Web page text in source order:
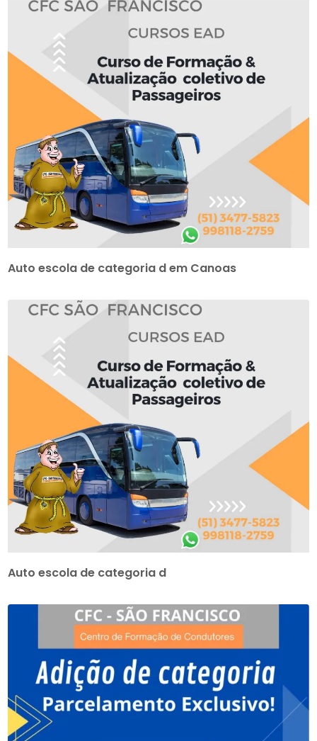
Auto escola de categoria d em Canoas
Auto escola de categoria d